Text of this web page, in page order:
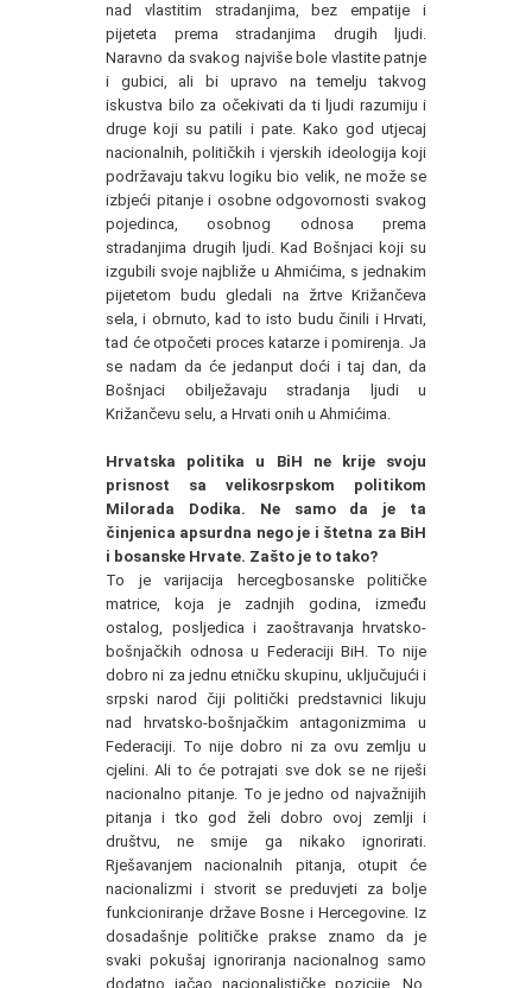
nad vlastitim stradanjima, bez empatije i
pijeteta prema stradanjima drugih ljudi.
Naravno da svakog najviše bole vlastite patnje
i gubici, ali bi upravo na temelju takvog
iskustva bilo za očekivati da ti ljudi razumiju i
druge koji su patili i pate. Kako god utjecaj
nacionalnih, političkih i vjerskih ideologija koji
podržavaju takvu logiku bio velik, ne može se
izbjeći pitanje i osobne odgovornosti svakog
pojedinca, osobnog odnosa prema
stradanjima drugih ljudi. Kad Bošnjaci koji su
izgubili svoje najbliže u Ahmićima, s jednakim
pijetetom budu gledali na žrtve Križančeva
sela, i obrnuto, kad to isto budu činili i Hrvati,
tad će otpočeti proces katarze i pomirenja. Ja
se nadam da će jedanput doći i taj dan, da
Bošnjaci obilježavaju stradanja ljudi u
Križančevu selu, a Hrvati onih u Ahmićima.
Hrvatska politika u BiH ne krije svoju
prisnost sa velikosrpskom politikom
Milorada Dodika. Ne samo da je ta
činjenica apsurdna nego je i štetna za BiH
i bosanske Hrvate. Zašto je to tako?
To je varijacija hercegbosanske političke
matrice, koja je zadnjih godina, između
ostalog, posljedica i zaoštravanja hrvatsko-
bošnjačkih odnosa u Federaciji BiH. To nije
dobro ni za jednu etničku skupinu, uključujući i
srpski narod čiji politički predstavnici likuju
nad hrvatsko-bošnjačkim antagonizmima u
Federaciji. To nije dobro ni za ovu zemlju u
cjelini. Ali to će potrajati sve dok se ne riješi
nacionalno pitanje. To je jedno od najvažnijih
pitanja i tko god želi dobro ovoj zemlji i
društvu, ne smije ga nikako ignorirati.
Rješavanjem nacionalnih pitanja, otupit će
nacionalizmi i stvorit se preduvjeti za bolje
funkcioniranje države Bosne i Hercegovine. Iz
dosadašnje političke prakse znamo da je
svaki pokušaj ignoriranja nacionalnog samo
dodatno jačao nacionalističke pozicije. No,